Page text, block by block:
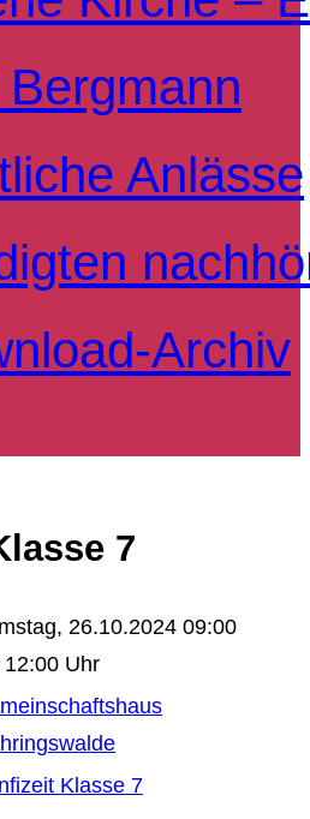
Anlässe
Archiv
7
26.10.2024 09:00
12:00 Uhr
Klasse 7